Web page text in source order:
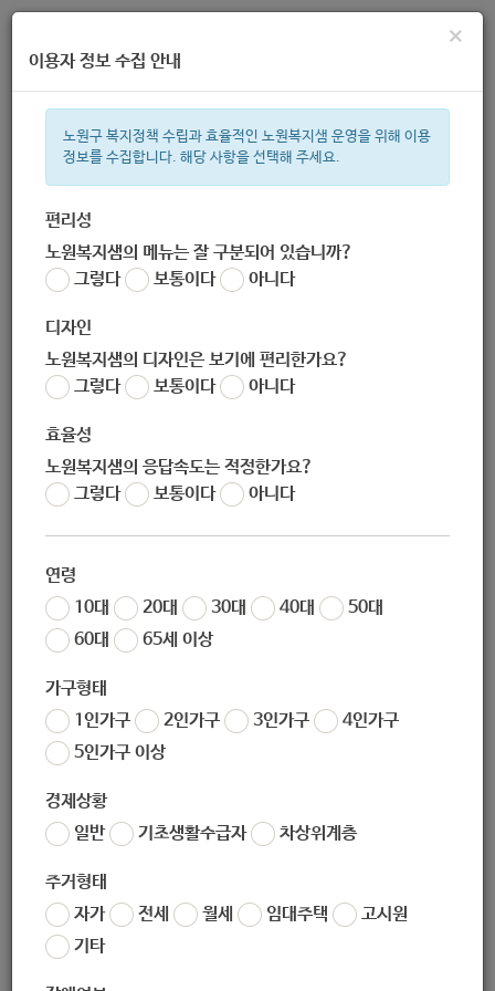
주간 인기검색어
한눈으로 보는 복지 정보
×
이용자 정보 수집 안내
노원구 복지정책 수립과 효율적인 노원복지샘 운영을 위해 이용
정보를 수집합니다. 해당 사항을 선택해 주세요.
편리성
노원복지샘의 메뉴는 잘 구분되어 있습니까?
그렇다
보통이다 아니다
디자인
노원복지샘의 디자인은 보기에 편리한가요?
그렇다
보통이다 아니다
효율성
노원복지샘의 응답속도는 적정한가요?
그렇다
보통이다 아니다
연령
10대
20대 30대 40대
50대
60대
65세 이상
가구형태
1인가구
2인가구 3인가구
4인가구
5인가구 이상
경제상황
일반
기초생활수급자 차상위계층
주거형태
자가
전세 월세 임대주택
고시원
기타
[복지정책과] 노원입시미술학원 연합회와 함께하는 미래의 디자
이너,화가 찾기 ( - 8.28)
작성자 노원 복지샘
작성일 2020-08-20 16:49
좋아요0 싫어요
[마을공동체과] 2020 노원구 주민기술학교 '우리동네 홈케어' 교육생 모집
목록보기